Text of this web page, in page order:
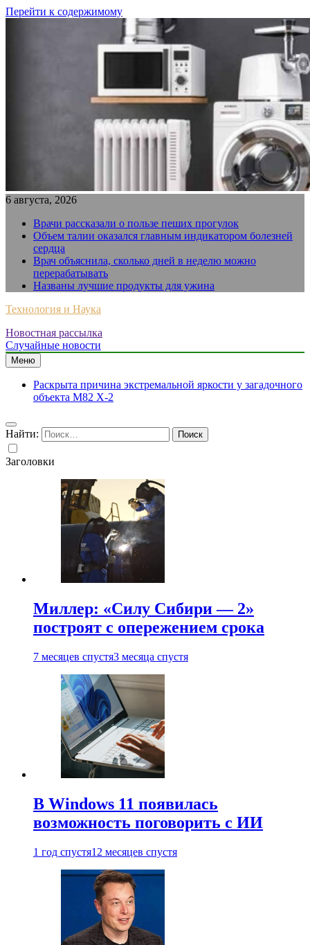
Перейти к содержимому
6 августа, 2026
Врачи рассказали о пользе пеших прогулок
Объем талии оказался главным индикатором болезней
сердца
Врач объяснила, сколько дней в неделю можно
перерабатывать
Названы лучшие продукты для ужина
Технология и Наука
Новостная рассылка
Случайные новости
Меню
Раскрыта причина экстремальной яркости у загадочного
объекта M82 X-2
Найти:
Заголовки
Миллер: «Силу Сибири — 2»
построят с опережением срока
7 месяцев спустя3 месяца спустя
В Windows 11 появилась
возможность поговорить с ИИ
1 год спустя12 месяцев спустя